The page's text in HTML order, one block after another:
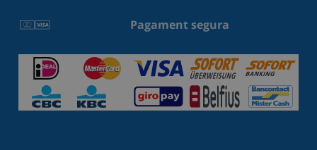
Pagament segura